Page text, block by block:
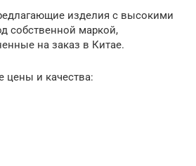
изделия с высокими
собственной маркой,
на заказ в Китае.
цены и качества: